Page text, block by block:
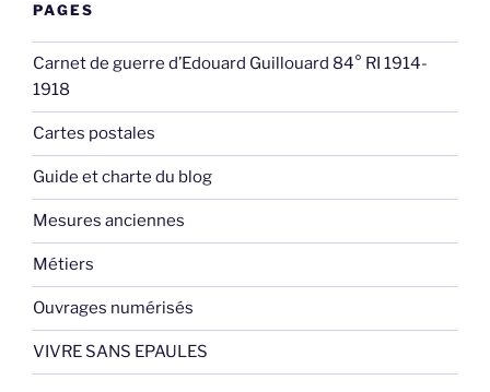
PAGES
Carnet de guerre d’Edouard Guillouard 84° RI 1914-
1918
Cartes postales
Guide et charte du blog
Mesures anciennes
Métiers
Ouvrages numérisés
VIVRE SANS EPAULES